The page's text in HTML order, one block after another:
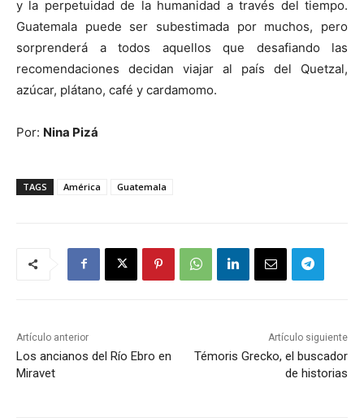
y la perpetuidad de la humanidad a través del tiempo.
Guatemala puede ser subestimada por muchos, pero
sorprenderá a todos aquellos que desafiando las
recomendaciones decidan viajar al país del Quetzal,
azúcar, plátano, café y cardamomo.
Por: Nina Pizá
TAGS América Guatemala
Artículo anterior
Los ancianos del Río Ebro en
Miravet
Artículo siguiente
Témoris Grecko, el buscador
de historias